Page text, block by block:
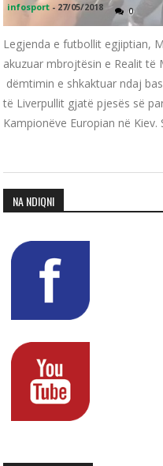
infosport - 27/05/2018 0
Legjenda e futbollit egjiptian,
akuzuar mbrojtësin e Realit të
dëmtimin e shkaktuar ndaj
të Liverpullit gjatë pjesës së
Kampionëve Europian në
NA NDIQNI